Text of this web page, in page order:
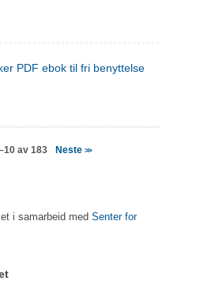
PDF ebok til fri benyttelse
av 183 Neste >>
i samarbeid med Senter for